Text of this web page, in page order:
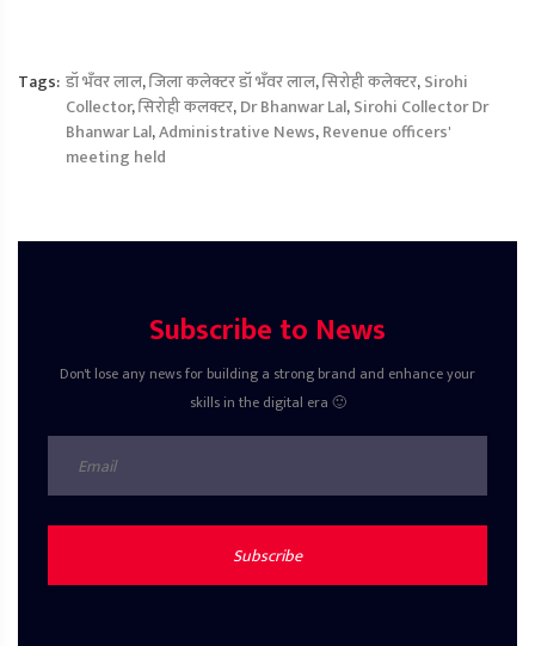
Tags: डॉ भँवर लाल,जिला कलेक्टर डॉ भँवर लाल,सिरोही कलेक्टर,Sirohi
Collector,सिरोही कलक्टर,Dr Bhanwar Lal,Sirohi Collector Dr
Bhanwar Lal,Administrative News,Revenue officers'
meeting held
Subscribe to News
Don't lose any news for building a strong brand and enhance your
skills in the digital era 🙂
Subscribe